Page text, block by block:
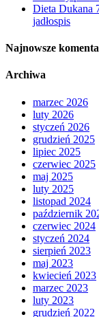
Dieta Dukana
jadłospis
Najnowsze
Archiwa
marzec 2026
luty 2026
styczeń 2026
grudzień 2025
lipiec 2025
czerwiec 2025
maj 2025
luty 2025
listopad 2024
październik
czerwiec 2024
styczeń 2024
sierpień 2023
maj 2023
kwiecień 2023
marzec 2023
luty 2023
grudzień 2022